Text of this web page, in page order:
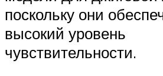
поскольку они
высокий уровень
чувствительности.